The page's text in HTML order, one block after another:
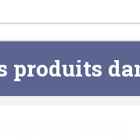
produits